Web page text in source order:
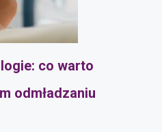
co warto
odmładzaniu